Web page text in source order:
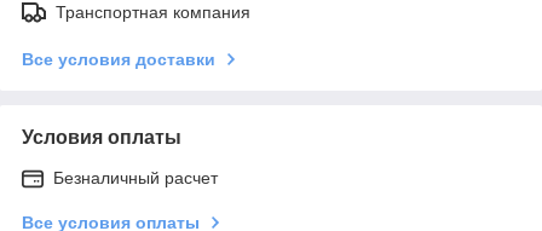
Транспортная компания
Все условия доставки
Условия оплаты
Безналичный расчет
Все условия оплаты